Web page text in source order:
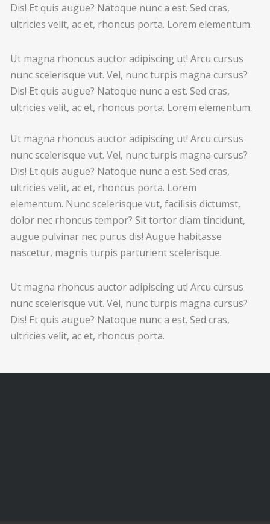
Dis! Et quis augue? Natoque nunc a est. Sed cras,
ultricies velit, ac et, rhoncus porta. Lorem elementum.
Ut magna rhoncus auctor adipiscing ut! Arcu cursus
nunc scelerisque vut. Vel, nunc turpis magna cursus?
Dis! Et quis augue? Natoque nunc a est. Sed cras,
ultricies velit, ac et, rhoncus porta. Lorem elementum.
Ut magna rhoncus auctor adipiscing ut! Arcu cursus
nunc scelerisque vut. Vel, nunc turpis magna cursus?
Dis! Et quis augue? Natoque nunc a est. Sed cras,
ultricies velit, ac et, rhoncus porta. Lorem
elementum. Nunc scelerisque vut, facilisis dictumst,
dolor nec rhoncus tempor? Sit tortor diam tincidunt,
augue pulvinar nec purus dis! Augue habitasse
nascetur, magnis turpis parturient scelerisque.
Ut magna rhoncus auctor adipiscing ut! Arcu cursus
nunc scelerisque vut. Vel, nunc turpis magna cursus?
Dis! Et quis augue? Natoque nunc a est. Sed cras,
ultricies velit, ac et, rhoncus porta.